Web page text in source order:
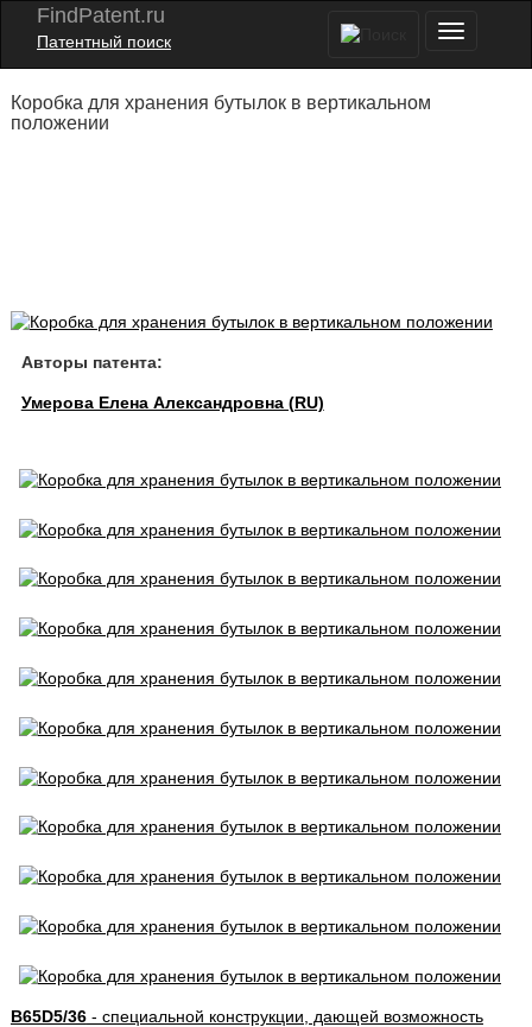
FindPatent.ru
Патентный поиск
Коробка для хранения бутылок в вертикальном
положении
Авторы патента:
Умерова Елена Александровна (RU)
B65D5/36- специальной конструкции, дающей возможность